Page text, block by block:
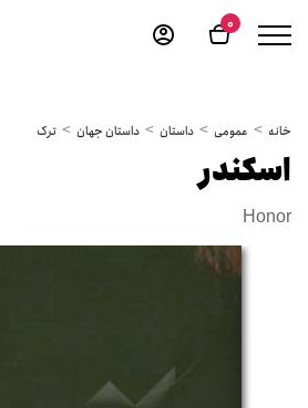
0
خانه عمومی داستان داستان جهان ترک
اسکندر
Honor